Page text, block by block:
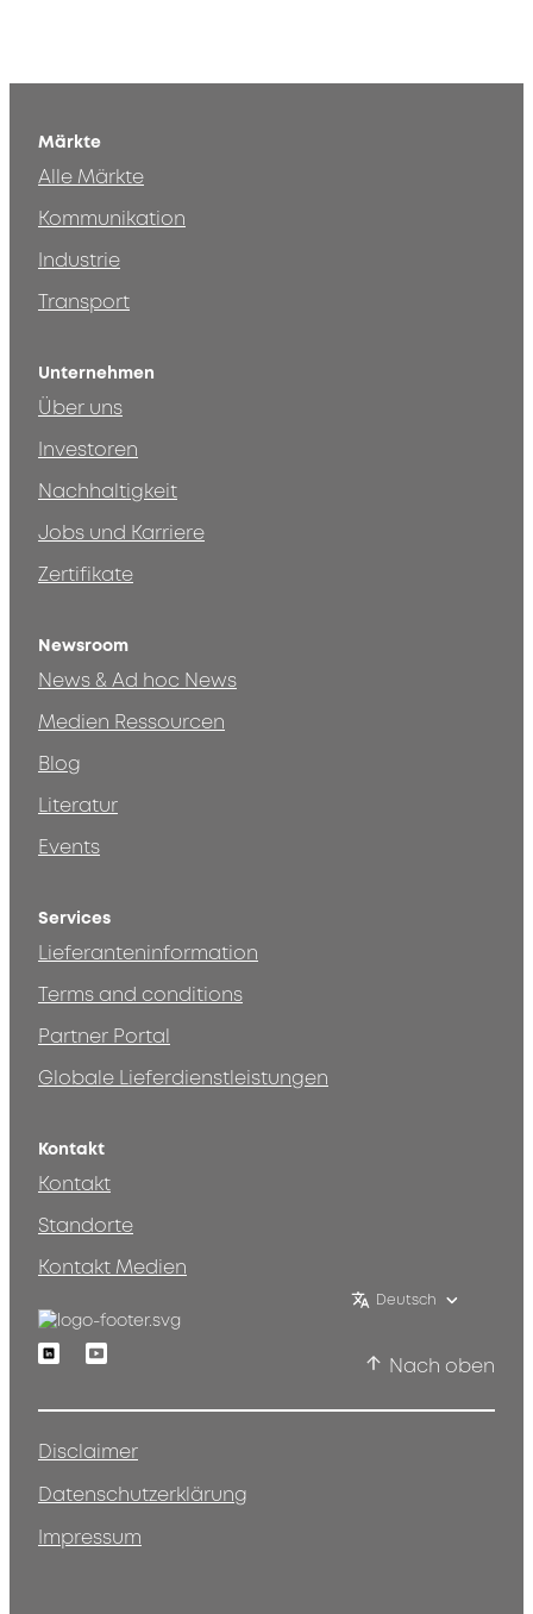
Märkte
Alle Märkte
Kommunikation
Industrie
Transport
Unternehmen
Über uns
Investoren
Nachhaltigkeit
Jobs und Karriere
Zertifikate
Newsroom
News & Ad hoc News
Medien Ressourcen
Blog
Literatur
Events
Services
Lieferanteninformation
Terms and conditions
Partner Portal
Globale Lieferdienstleistungen
Kontakt
Kontakt
Standorte
Kontakt Medien
Deutsch
LinkedinYoutube
Nach oben
Disclaimer
Datenschutzerklärung
Impressum